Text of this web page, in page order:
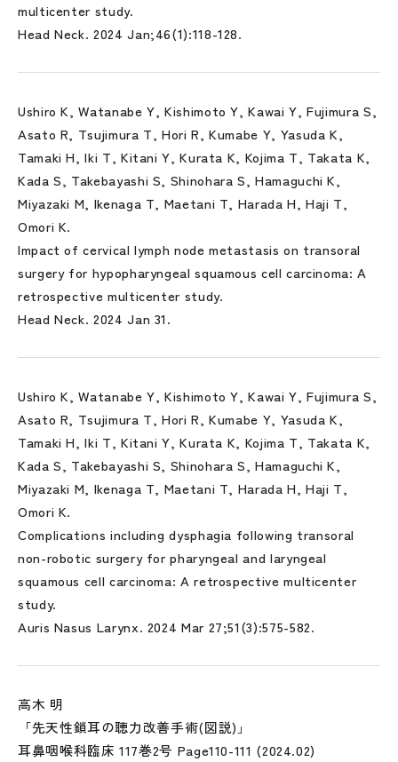
multicenter study.
Head Neck. 2024 Jan;46(1):118-128.
Ushiro K, Watanabe Y, Kishimoto Y, Kawai Y, Fujimura S,
Asato R, Tsujimura T, Hori R, Kumabe Y, Yasuda K,
Tamaki H, Iki T, Kitani Y, Kurata K, Kojima T, Takata K,
Kada S, Takebayashi S, Shinohara S, Hamaguchi K,
Miyazaki M, Ikenaga T, Maetani T, Harada H, Haji T,
Omori K.
Impact of cervical lymph node metastasis on transoral
surgery for hypopharyngeal squamous cell carcinoma: A
retrospective multicenter study.
Head Neck. 2024 Jan 31.
Ushiro K, Watanabe Y, Kishimoto Y, Kawai Y, Fujimura S,
Asato R, Tsujimura T, Hori R, Kumabe Y, Yasuda K,
Tamaki H, Iki T, Kitani Y, Kurata K, Kojima T, Takata K,
Kada S, Takebayashi S, Shinohara S, Hamaguchi K,
Miyazaki M, Ikenaga T, Maetani T, Harada H, Haji T,
Omori K.
Complications including dysphagia following transoral
non-robotic surgery for pharyngeal and laryngeal
squamous cell carcinoma: A retrospective multicenter
study.
Auris Nasus Larynx. 2024 Mar 27;51(3):575-582.
高木 明
「先天性鎖耳の聴力改善手術(図説)」
耳鼻咽喉科臨床 117巻2号 Page110-111 (2024.02)